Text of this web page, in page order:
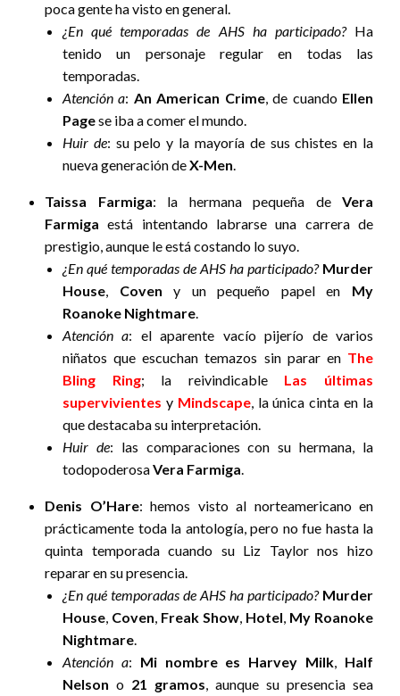
poca gente ha visto en general.
¿En qué temporadas de AHS ha participado? Ha
tenido un personaje regular en todas las
temporadas.
Atención a: An American Crime, de cuando Ellen
Pagese iba a comer el mundo.
Huir de: su pelo y la mayoría de sus chistes en la
nueva generación deX-Men
Taissa Farmiga: la hermana pequeña de Vera
Farmiga está intentando labrarse una carrera de
prestigio, aunque le está costando lo suyo.
¿En qué temporadas de AHS ha participado? Murder
House
Coven y un pequeño papel en My
Roanoke Nightmare
Atención a: el aparente vacío pijerío de varios
niñatos que escuchan temazos sin parar en The
Bling Ring; la reivindicable Las últimas
supervivientes yMindscape, la única cinta en la
que destacaba su interpretación.
Huir de: las comparaciones con su hermana, la
todopoderosaVera Farmiga
Denis O’Hare: hemos visto al norteamericano en
prácticamente toda la antología, pero no fue hasta la
quinta temporada cuando su Liz Taylor nos hizo
reparar en su presencia.
¿En qué temporadas de AHS ha participado? Murder
House Coven Freak Show Hotel My Roanoke
Nightmare
Atención a: Mi nombre es Harvey Milk
Half
Nelson o 21 gramos , aunque su presencia sea